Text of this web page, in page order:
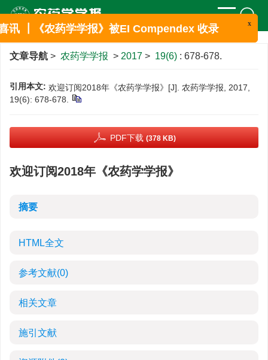
文章导航 > 农药学学报 > 2017 > 19(6) : 678-678.
引用本文: 欢迎订阅2018年《农药学学报》[J]. 农药学学报, 2017,
19(6): 678-678.
PDF下载 (378 KB)
欢迎订阅2018年《农药学学报》
摘要
HTML全文
参考文献(0)
相关文章
施引文献
x
讯 ┃《农药学学报》被EI Compendex 收录